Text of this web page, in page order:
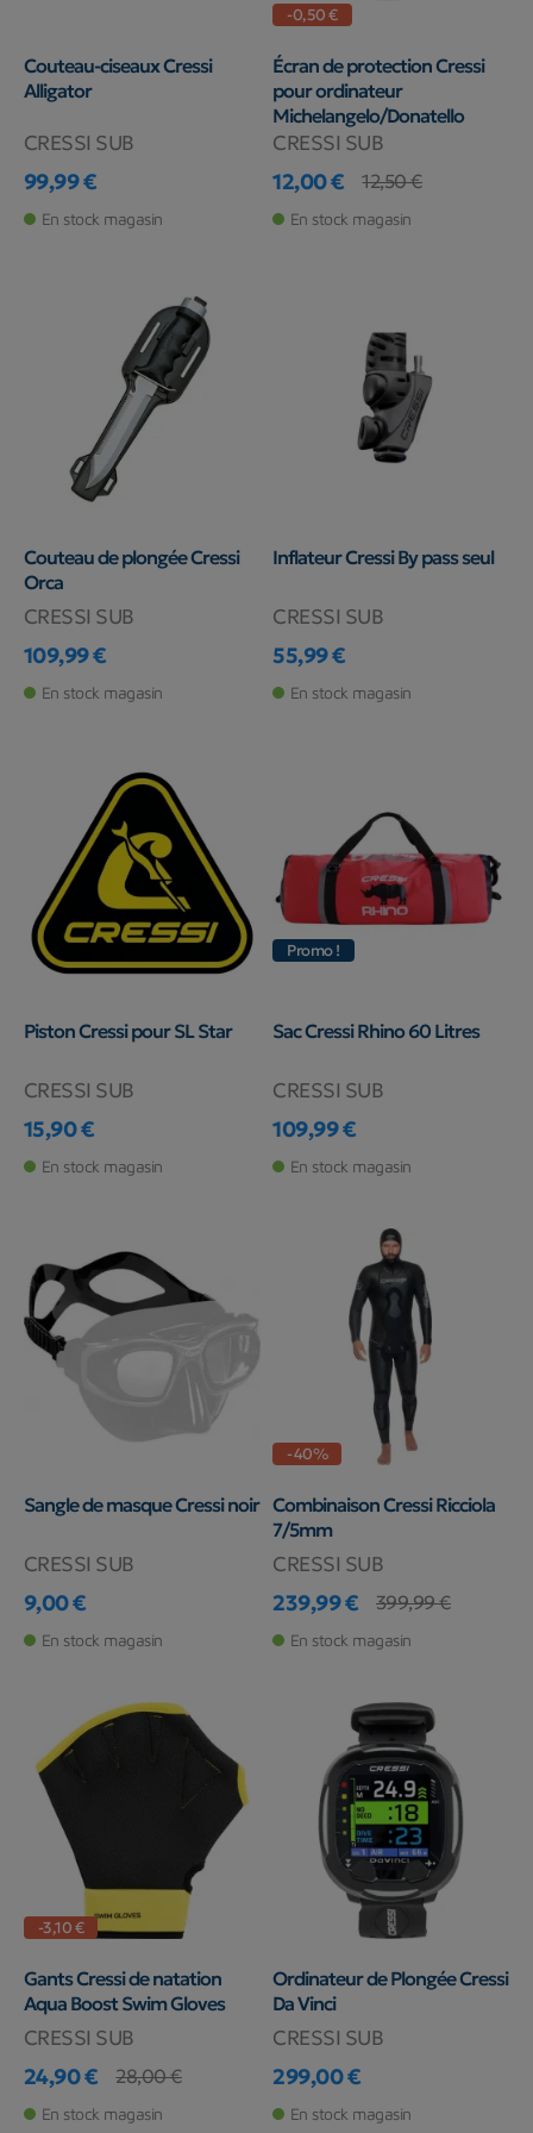
Couteau-ciseaux Cressi
Alligator
CRESSI SUB
Prix
99,99 €
En stock magasin
-0,50 €
Écran de protection Cressi
pour ordinateur
Michelangelo/Donatello
CRESSI SUB
Prix
12,00 €
Prix de base
12,50 €
En stock magasin
Couteau de plongée Cressi
Orca
CRESSI SUB
Prix
109,99 €
En stock magasin
Inflateur Cressi By pass seul
CRESSI SUB
Prix
55,99 €
En stock magasin
Piston Cressi pour SL Star
CRESSI SUB
Prix
15,90 €
En stock magasin
Promo !
Sac Cressi Rhino 60 Litres
CRESSI SUB
Prix
109,99 €
En stock magasin
Sangle de masque Cressi noir
CRESSI SUB
Prix
9,00 €
En stock magasin
-40%
Combinaison Cressi Ricciola
7/5mm
CRESSI SUB
Prix
239,99 €
Prix de base
399,99 €
En stock magasin
-3,10 €
Gants Cressi de natation
Aqua Boost Swim Gloves
CRESSI SUB
Prix
24,90 €
Prix de base
28,00 €
En stock magasin
Ordinateur de Plongée Cressi
Da Vinci
CRESSI SUB
Prix
299,00 €
En stock magasin